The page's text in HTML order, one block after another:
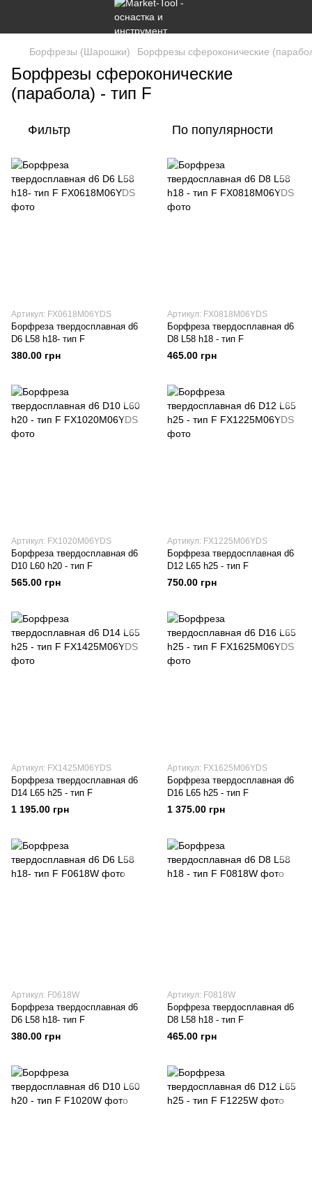
Борфрезы (Шарошки) Борфрезы сфероконические
Борфрезы сфероконические
(парабола) - тип F
Фильтр По популярности
Артикул: FX0618M06YDS
Борфреза твердосплавная d6
D6 L58 h18- тип F
380.00 грн
Артикул: FX0818M06YDS
Борфреза твердосплавная d6
D8 L58 h18 - тип F
465.00 грн
Артикул: FX1020M06YDS
Борфреза твердосплавная d6
D10 L60 h20 - тип F
565.00 грн
Артикул: FX1225M06YDS
Борфреза твердосплавная d6
D12 L65 h25 - тип F
750.00 грн
Артикул: FX1425M06YDS
Борфреза твердосплавная d6
D14 L65 h25 - тип F
1 195.00 грн
Артикул: FX1625M06YDS
Борфреза твердосплавная d6
D16 L65 h25 - тип F
1 375.00 грн
Артикул: F0618W
Борфреза твердосплавная d6
D6 L58 h18- тип F
380.00 грн
Артикул: F0818W
Борфреза твердосплавная d6
D8 L58 h18 - тип F
465.00 грн